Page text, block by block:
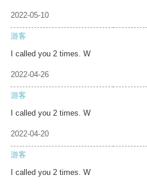
2022-05-10
游客
I called you 2 times. W
2022-04-26
游客
I called you 2 times. W
2022-04-20
游客
I called you 2 times. W